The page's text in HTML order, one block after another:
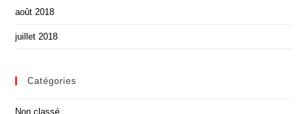
août 2018
juillet 2018
Catégories
Non classé